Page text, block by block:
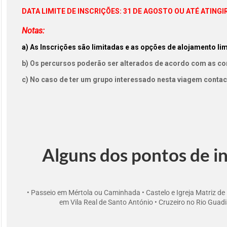
DATA LIMITE DE INSCRIÇÕES: 31 DE AGOSTO OU ATÉ
Notas:
a) As Inscrições são limitadas e as opções de alojamento
b) Os percursos poderão ser alterados de acordo com as
c) No caso de ter um grupo interessado nesta viagem
Alguns dos pontos de
• Passeio em Mértola ou Caminhada • Castelo e Igreja Matriz
em Vila Real de Santo António • Cruzeiro no Rio